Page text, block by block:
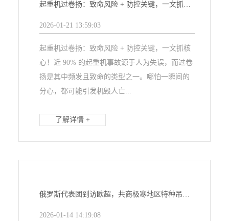
起重机过卷扬：致命风险 + 防控关键，一文抓核心！
2026-01-21 13:59:03
起重机过卷扬：致命风险 + 防控关键，一文抓核
心！近 90% 的起重机事故源于人为失误，而过卷
扬是其中频发且致命的类型之一。哪怕一瞬间的
分心，都可能引发机毁人亡...
了解详情 +
俄罗斯代表团到访欧超，共商极寒地区特种吊机合作方案
2026-01-14 14:19:08